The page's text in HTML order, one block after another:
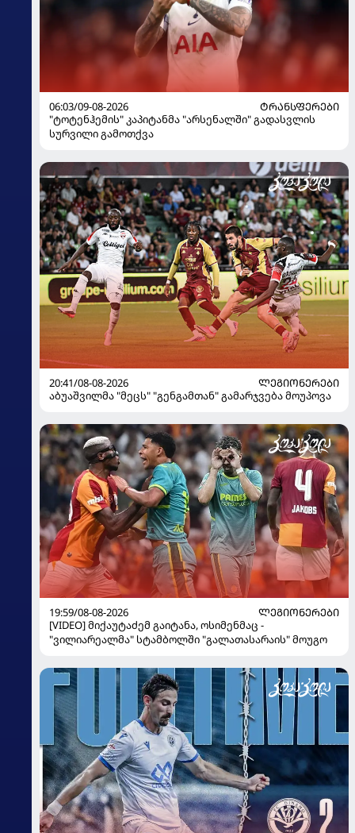
06:03/09-08-2026
ᲢᲠᲐᲜᲡᲤᲔᲠᲔᲑᲘ
"ტოტენჰემის" კაპიტანმა "არსენალში" გადასვლის
სურვილი გამოთქვა
20:41/08-08-2026
ᲚᲔᲒᲘᲝᲜᲔᲠᲔᲑᲘ
აბუაშვილმა "მეცს" "გენგამთან" გამარჯვება მოუპოვა
19:59/08-08-2026
ᲚᲔᲒᲘᲝᲜᲔᲠᲔᲑᲘ
[VIDEO] მიქაუტაძემ გაიტანა, ოსიმენმაც -
"ვილიარეალმა" სტამბოლში "გალათასარაის" მოუგო